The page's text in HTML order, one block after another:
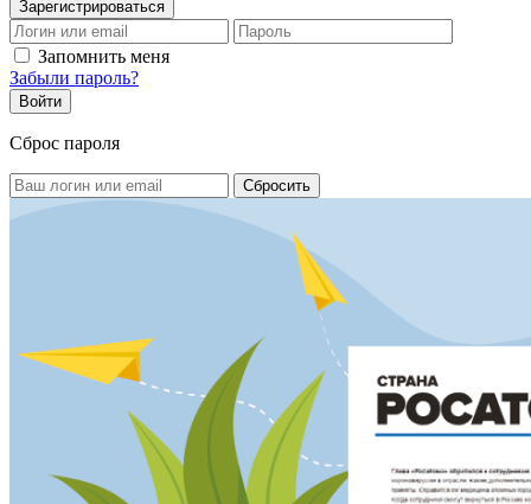
Запомнить меня
Забыли пароль?
Сброс пароля